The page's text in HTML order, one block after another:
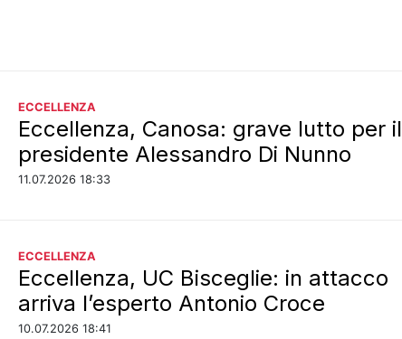
ECCELLENZA
Eccellenza, Canosa: grave lutto per il
presidente Alessandro Di Nunno
11.07.2026 18:33
ECCELLENZA
Eccellenza, UC Bisceglie: in attacco
arriva l’esperto Antonio Croce
10.07.2026 18:41